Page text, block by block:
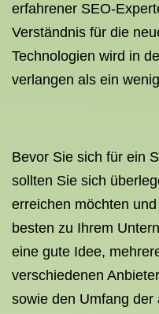
erfahrener SEO-
Verständnis für die
Technologien wird in
verlangen als ein
Bevor Sie sich für ein
sollten Sie sich
erreichen möchten
besten zu Ihrem
eine gute Idee,
verschiedenen
sowie den Umfang der